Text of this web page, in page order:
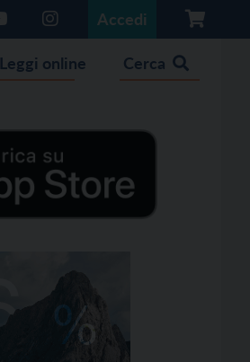
Accedi
Leggi online Cerca